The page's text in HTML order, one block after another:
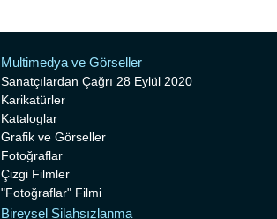
Multimedya ve Görseller
Sanatçılardan Çağrı 28 Eylül 2020
Karikatürler
Kataloglar
Grafik ve Görseller
Fotoğraflar
Çizgi Filmler
"Fotoğraflar" Filmi
Bireysel Silahsızlanma